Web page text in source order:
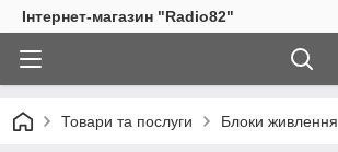
Інтернет-магазин "Radio82"
Товари та послуги Блоки живлення